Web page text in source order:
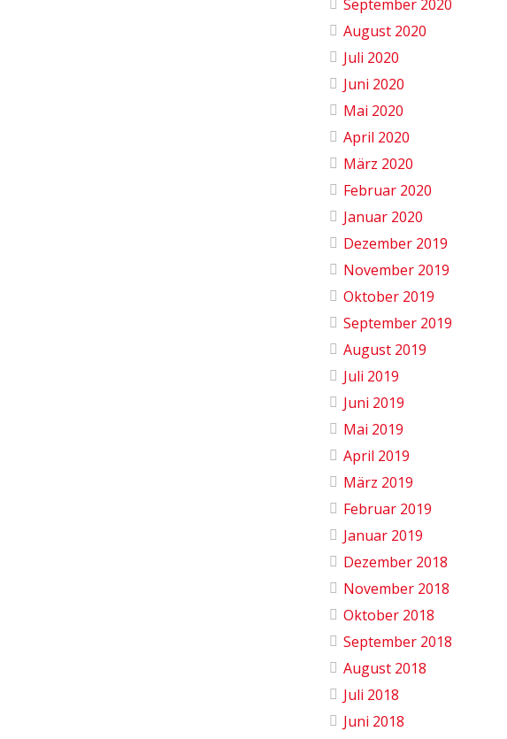
September 2020
August 2020
Juli 2020
Juni 2020
Mai 2020
April 2020
März 2020
Februar 2020
Januar 2020
Dezember 2019
November 2019
Oktober 2019
September 2019
August 2019
Juli 2019
Juni 2019
Mai 2019
April 2019
März 2019
Februar 2019
Januar 2019
Dezember 2018
November 2018
Oktober 2018
September 2018
August 2018
Juli 2018
Juni 2018